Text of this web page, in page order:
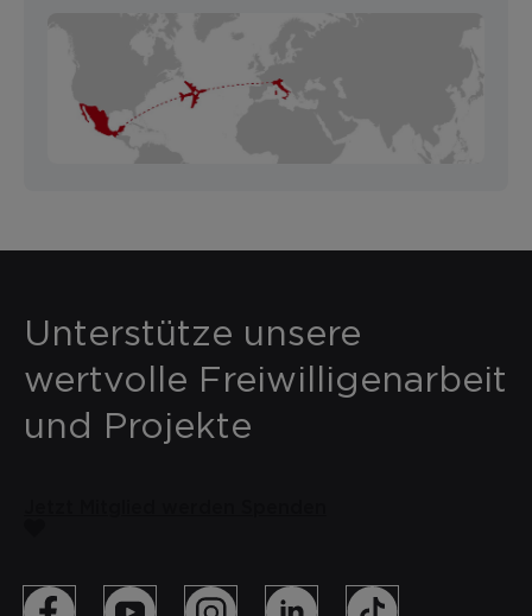
Unterstütze unsere
wertvolle Freiwilligenarbeit
und Projekte